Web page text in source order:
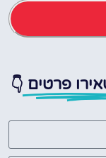
פרטים 👇